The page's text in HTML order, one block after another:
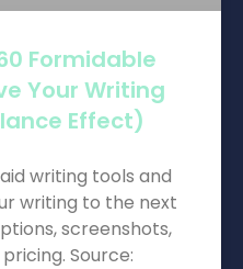
Formidable
Your Writing
Effect)
writing tools and
writing to the next
screenshots,
Source: